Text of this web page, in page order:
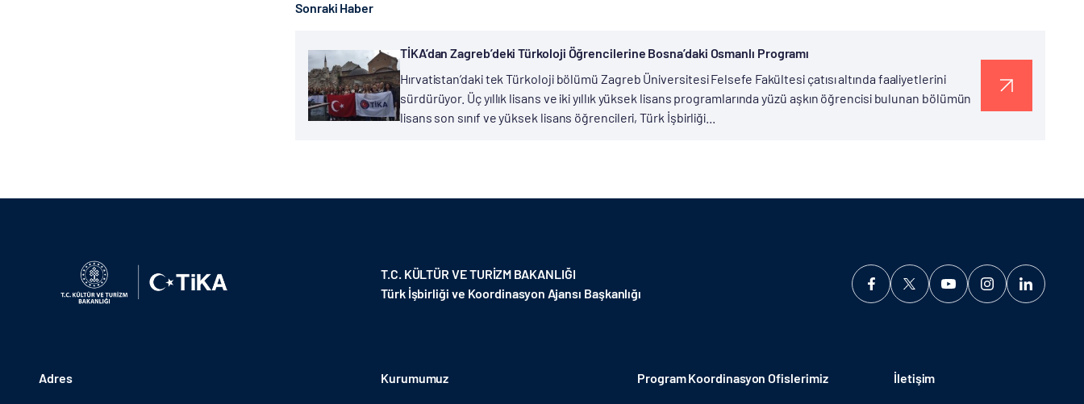
Sonraki Haber
TİKA’dan Zagreb’deki Türkoloji Öğrencilerine Bosna’daki Osmanlı Programı
Hırvatistan’daki tek Türkoloji bölümü Zagreb Üniversitesi Felsefe Fakültesi çatısı altında faaliyetlerini
sürdürüyor. Üç yıllık lisans ve iki yıllık yüksek lisans programlarında yüzü aşkın öğrencisi bulunan bölümün
lisans son sınıf ve yüksek lisans öğrencileri, Türk İşbirliği...
T.C. KÜLTÜR VE TURİZM BAKANLIĞI
Türk İşbirliği ve Koordinasyon Ajansı Başkanlığı
Adres Kurumumuz Program Koordinasyon Ofislerimiz İletişim